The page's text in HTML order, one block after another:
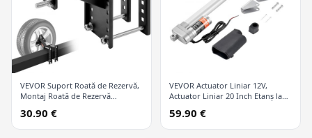
VEVOR Suport Roată de Rezervă,
Montaj Roată de Rezervă
Accesorii Remorcă Utilitară se
Potrivește la Majoritatea Roților
30.90 €
VEVOR Actuator Liniar 12V,
Actuator Liniar 20 Inch Etanș la
Actuator Mișcare Liniară cu
Suport Montaj pentru Utilizare în
59.90 €